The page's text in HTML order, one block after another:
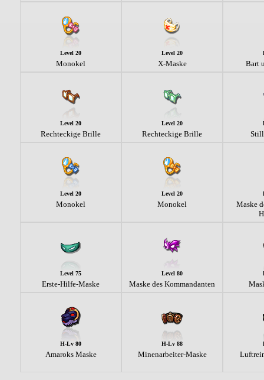
Level 20
Monokel
Level 20
X-Maske Bart
Level 20
Rechteckige Brille
Level 20
Rechteckige Brille
Level 20
Monokel
Level 20
Monokel
Maske
Level 75
Erste-Hilfe-Maske
Level 80
Maske des Kommandanten
H-Lv 80
Amaroks Maske
H-Lv 88
Minenarbeiter-Maske